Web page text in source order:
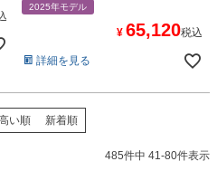
2025年モデル
¥ 65,120税込
詳細を見る
い順 新着順
485件中 41 -80件表示